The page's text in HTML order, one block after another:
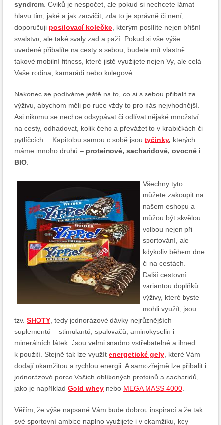
syndrom . Cviků je nespočet, ale pokud si nechcete lámat
hlavu tím, jaké a jak zacvičit, zda to je správně či není,
doporučuji posilovací kolečko , kterým posílíte nejen břišní
svalstvo, ale také svaly zad a paží. Pokud si vše výše
uvedené přibalíte na cesty s sebou, budete mít vlastně
takové mobilní fitness, které jistě využijete nejen Vy, ale celá
Vaše rodina, kamarádi nebo kolegové.
Nakonec se podíváme ještě na to, co si s sebou přibalit za
výživu, abychom měli po ruce vždy to pro nás nejvhodnější.
Asi nikomu se nechce odsypávat či odlívat nějaké množství
na cesty, odhadovat, kolik čeho a převážet to v krabičkách či
pytlíčcích… Kapitolou samou o sobě jsou tyčinky, kterých
máme mnoho druhů – proteinové, sacharidové, ovocné i
BIO
Všechny tyto
můžete zakoupit na
našem eshopu a
můžou být skvělou
volbou nejen při
sportování, ale
kdykoliv během dne
či na cestách.
Další cestovní
variantou doplňků
výživy, které byste
mohli využít, jsou
tzv. SHOTY , tedy jednorázové dávky nejrůznějších
suplementů – stimulantů, spalovačů, aminokyselin i
minerálních látek. Jsou velmi snadno vstřebatelné a ihned
k použití. Stejně tak lze využít energetické gely , které Vám
dodají okamžitou a rychlou energii. A samozřejmě lze přibalit i
jednorázové porce Vašich oblíbených proteinů a sacharidů,
jako je například Gold whey nebo MEGA MASS 4000
Věřím, že výše napsané Vám bude dobrou inspirací a že tak
své sportovní ambice naplno využijete i v okamžiku, kdy